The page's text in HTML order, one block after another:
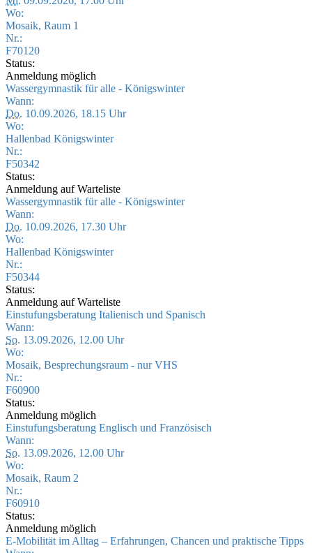
Wo:
Mosaik, Raum 1
Nr.:
F70120
Status:
Anmeldung möglich
Wassergymnastik für alle - Königswinter
Wann:
Do. 10.09.2026, 18.15 Uhr
Wo:
Hallenbad Königswinter
Nr.:
F50342
Status:
Anmeldung auf Warteliste
Wassergymnastik für alle - Königswinter
Wann:
Do. 10.09.2026, 17.30 Uhr
Wo:
Hallenbad Königswinter
Nr.:
F50344
Status:
Anmeldung auf Warteliste
Einstufungsberatung Italienisch und Spanisch
Wann:
So. 13.09.2026, 12.00 Uhr
Wo:
Mosaik, Besprechungsraum - nur VHS
Nr.:
F60900
Status:
Anmeldung möglich
Einstufungsberatung Englisch und Französisch
Wann:
So. 13.09.2026, 12.00 Uhr
Wo:
Mosaik, Raum 2
Nr.:
F60910
Status:
Anmeldung möglich
E-Mobilität im Alltag – Erfahrungen, Chancen und praktische Tipps